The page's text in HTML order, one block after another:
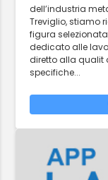
dell’industria
Treviglio, stiamo
figura
dedicato alle
diretto alla qualit
specifiche...